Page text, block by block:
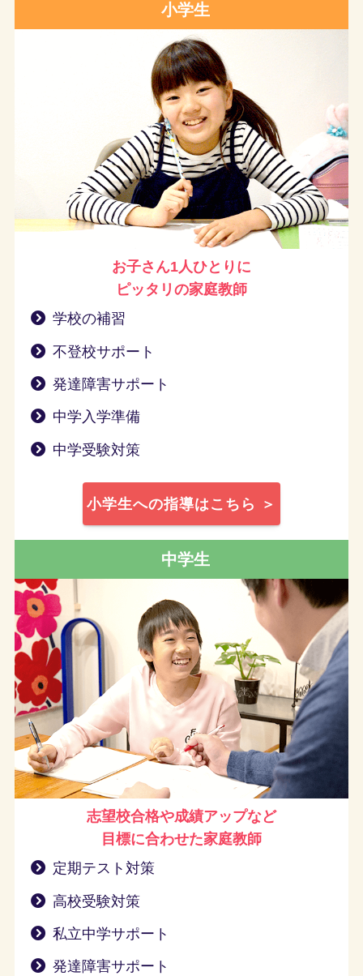
小学生
お子さん1人ひとりに
ピッタリの家庭教師
学校の補習
不登校サポート
発達障害サポート
中学入学準備
中学受験対策
小学生への指導はこちら ＞
中学生
志望校合格や成績アップなど
目標に合わせた家庭教師
定期テスト対策
高校受験対策
私立中学サポート
発達障害サポート